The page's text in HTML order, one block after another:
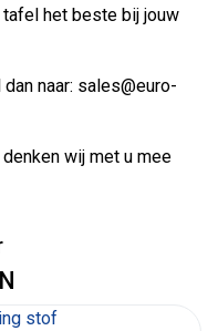
het beste bij jouw
naar: sales@euro-
wij met u mee